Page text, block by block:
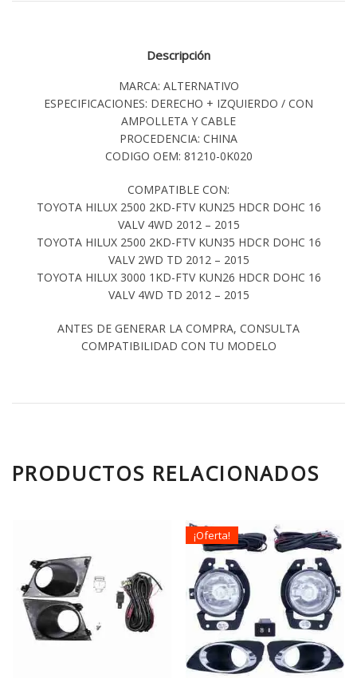
Descripción
MARCA: ALTERNATIVO
ESPECIFICACIONES: DERECHO + IZQUIERDO / CON
AMPOLLETA Y CABLE
PROCEDENCIA: CHINA
CODIGO OEM: 81210-0K020
COMPATIBLE CON:
TOYOTA HILUX 2500 2KD-FTV KUN25 HDCR DOHC 16
VALV 4WD 2012 – 2015
TOYOTA HILUX 2500 2KD-FTV KUN35 HDCR DOHC 16
VALV 2WD TD 2012 – 2015
TOYOTA HILUX 3000 1KD-FTV KUN26 HDCR DOHC 16
VALV 4WD TD 2012 – 2015
ANTES DE GENERAR LA COMPRA, CONSULTA
COMPATIBILIDAD CON TU MODELO
PRODUCTOS RELACIONADOS
¡Oferta!